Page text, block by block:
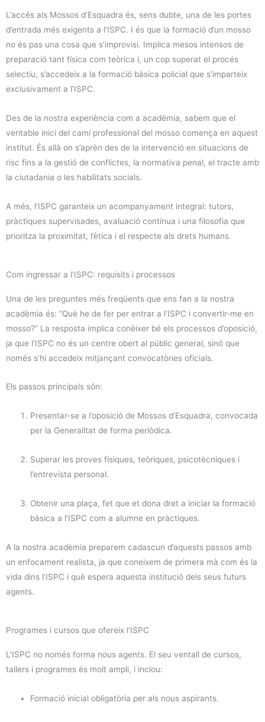
L’accés als Mossos d’Esquadra és, sens dubte, una de les portes
d’entrada més exigents a l’ISPC. I és que la formació d’un mosso
no és pas una cosa que s’improvisi. Implica mesos intensos de
preparació tant física com teòrica i, un cop superat el procés
selectiu, s’accedeix a la formació bàsica policial que s’imparteix
exclusivament a l’ISPC.
Des de la nostra experiència com a acadèmia, sabem que el
veritable inici del camí professional del mosso comença en aquest
institut. És allà on s’aprèn des de la intervenció en situacions de
risc fins a la gestió de conflictes, la normativa penal, el tracte amb
la ciutadania o les habilitats socials.
A més, l’ISPC garanteix un acompanyament integral: tutors,
pràctiques supervisades, avaluació contínua i una filosofia que
prioritza la proximitat, l’ètica i el respecte als drets humans.
Com ingressar a l’ISPC: requisits i processos
Una de les preguntes més freqüents que ens fan a la nostra
acadèmia és: “Què he de fer per entrar a l’ISPC i convertir-me en
mosso?” La resposta implica conèixer bé els processos d’oposició,
ja que l’ISPC no és un centre obert al públic general, sinó que
només s’hi accedeix mitjançant convocatòries oficials.
Els passos principals són:
Presentar-se a l’oposició de Mossos d’Esquadra, convocada
per la Generalitat de forma periòdica.
Superar les proves físiques, teòriques, psicotècniques i
l’entrevista personal.
Obtenir una plaça, fet que et dona dret a iniciar la formació
bàsica a l’ISPC com a alumne en pràctiques.
A la nostra acadèmia preparem cadascun d’aquests passos amb
un enfocament realista, ja que coneixem de primera mà com és la
vida dins l’ISPC i què espera aquesta institució dels seus futurs
agents.
Programes i cursos que ofereix l’ISPC
L’ISPC no només forma nous agents. El seu ventall de cursos,
tallers i programes és molt ampli, i inclou:
Formació inicial obligatòria per als nous aspirants.